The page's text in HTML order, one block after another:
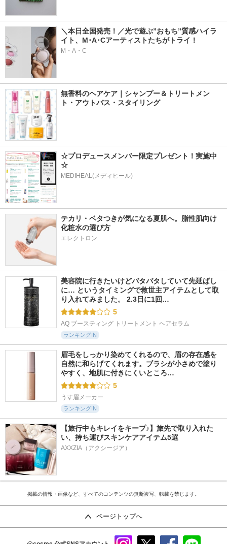
＼本日全国発売！／光で遊ぶ”おもち”質感ハイラ
イト、M･A･Cアーティストたちがトライ！
M・A・C
無香料のヘアケア｜シャンプー＆トリートメン
ト・アウトバス・スタイリング
☆プロデュースメンバー限定プレゼント！実施中
☆
MEDIHEAL(メディヒール)
テカリ・ベタつきが気になる夏肌へ。脂性肌向け
化粧水の選び方
エレクトロン
美容院に行きたいけどバタバタしていて先延ばし
に… というタイミングで救世主アイテムとして取
り入れてみました。 2.3日に1回…
5
AQ ブースティング トリートメント ヘアセラム
ランキングIN
眉毛をしっかり染めてくれるので、眉の存在感を
自然に和らげてくれます。ブラシが小さめで塗り
やすく、地肌に付きにくいところ…
5
うす眉メーカー
ランキングIN
【旅行中もキレイをキープ♪】旅先で取り入れた
い、持ち運びスキンケアアイテム5選
AXXZIA（アクシージア）
掲載の情報・画像など、すべてのコンテンツの無断複写、転載を禁じます。
ページトップへ